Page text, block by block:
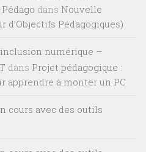
dans Nouvelle
d’Objectifs Pédagogiques)
numérique –
dans Projet pédagogique :
apprendre à monter un PC
cours avec des outils